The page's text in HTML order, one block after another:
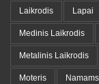
Laikrodis Lapai
Medinis Laikrodis
Metalinis Laikrodis
Moteris Namams